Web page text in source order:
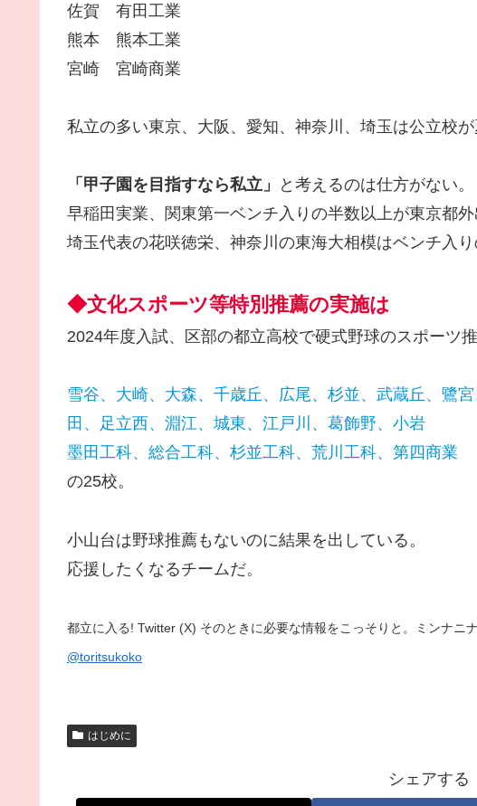
佐賀 有田工業
熊本 熊本工業
宮崎 宮崎商業
私立の多い東京、大阪、愛知、神奈川、埼玉は公立校が
「甲子園を目指すなら私立」
と考えるのは仕方がない。
早稲田実業、関東第一ベンチ入りの半数以上が東京都
埼玉代表の花咲徳栄、神奈川の東海大相模はベンチ入り
◆文化スポーツ等特別推薦の実施は
2024年度入試、区部の都立高校で硬式野球のスポーツ
雪谷、大崎、大森、千歳丘、広尾、杉並、武蔵丘、鷺
田、足立西、淵江、城東、江戸川、葛飾野、小岩
墨田工科、総合工科、杉並工科、荒川工科、第四商業
の25校。
小山台は野球推薦もないのに結果を出している。
応援したくなるチームだ。
都立に入る! Twitter (X) そのときに必要な情報をこっそりと。ミンナニ
@toritsukoko
はじめに
シェアする